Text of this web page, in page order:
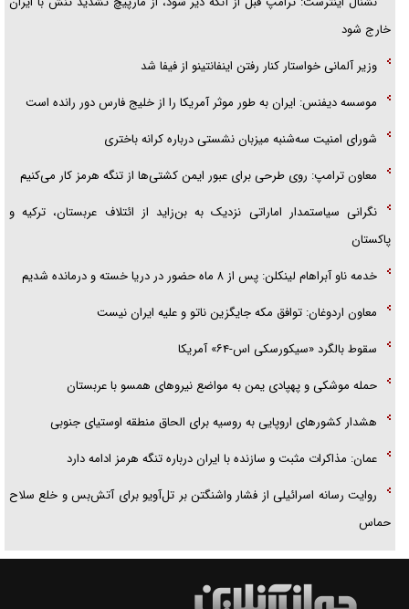
خارج شود
وزیر آلمانی خواستار کنار رفتن اینفانتینو از فیفا شد
موسسه دیفنس: ایران به طور موثر آمریکا را از خلیج فارس دور رانده است
شورای امنیت سه‌شنبه میزبان نشستی درباره کرانه باختری
معاون ترامپ: روی طرحی برای عبور ایمن کشتی‌ها از تنگه هرمز کار می‌کنیم
نگرانی سیاستمدار اماراتی نزدیک به بن‌زاید از ائتلاف عربستان، ترکیه و
پاکستان
خدمه ناو آبراهام لینکلن: پس از ۸ ماه حضور در دریا خسته و درمانده شدیم
معاون اردوغان: توافق مکه جایگزین ناتو و علیه ایران نیست
سقوط بالگرد «سیکورسکی اس-۶۴» آمریکا
حمله موشکی و پهپادی یمن به مواضع نیرو‌های همسو با عربستان
هشدار کشور‌های اروپایی به روسیه برای الحاق منطقه اوستیای جنوبی
عمان: مذاکرات مثبت و سازنده با ایران درباره تنگه هرمز ادامه دارد
روایت رسانه اسرائیلی از فشار واشنگتن بر تل‌آویو برای آتش‌بس و خلع سلاح
حماس